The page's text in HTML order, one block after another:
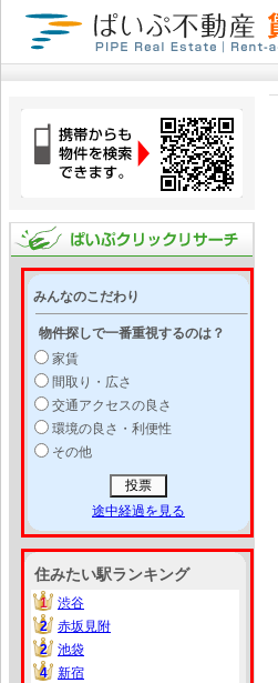
みんなのこだわり
物件探しで一番重視するのは？
家賃
間取り・広さ
交通アクセスの良さ
環境の良さ・利便性
その他
途中経過を見る
住みたい駅ランキング
1
1
渋谷
2
2
赤坂見附
2
2
池袋
4
4
新宿